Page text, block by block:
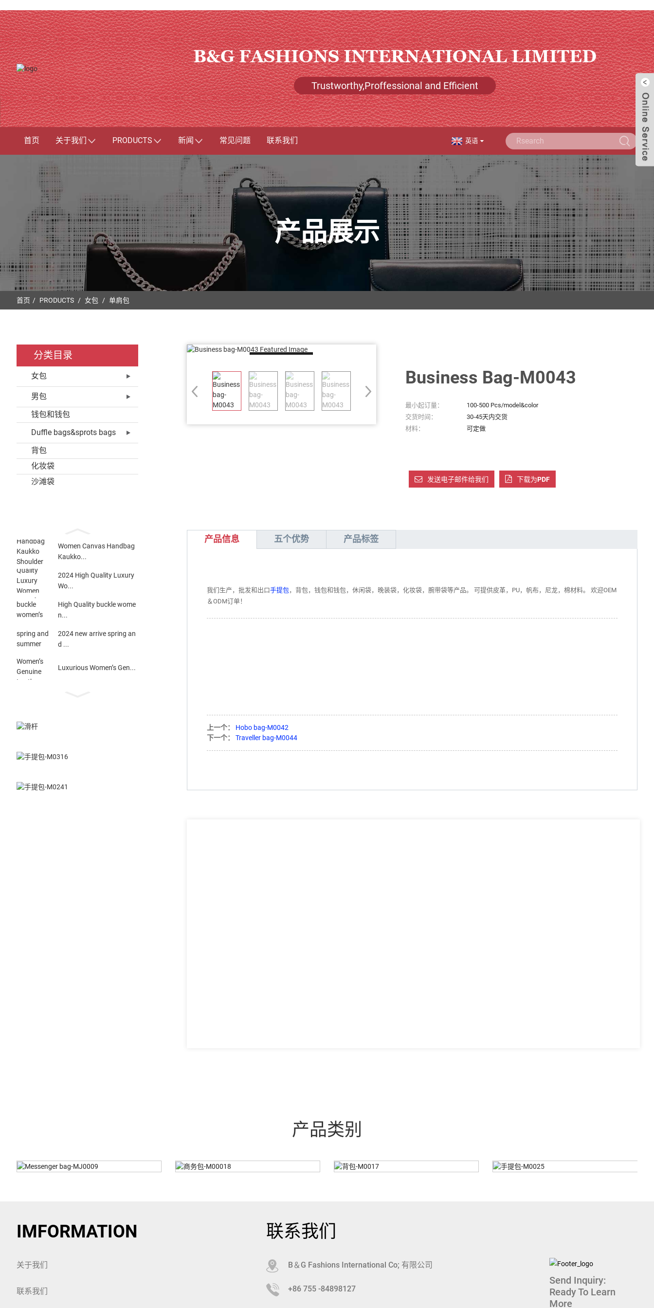
B&G FASHIONS INTERNATIONAL LIMITED
Trustworthy,Proffessional and Efficient
首页 关于我们 PRODUCTS 新闻 常见问题 联系我们 英语
产品展示
首页 PRODUCTS 女包 单肩包
分类目录
女包
男包
钱包和钱包
Duffle bags&sprots bags
背包
化妆袋
沙滩袋
Women Canvas Handbag
Kaukko...
2024 High Quality Luxury
Wo...
High Quality buckle wome
n...
2024 new arrive spring an
d ...
Luxurious Women’s Gen...
Business Bag-M0043
最小起订量：
100-500 Pcs/model&color
交货时间：
30-45天内交货
材料：
可定做
发送电子邮件给我们 下载为PDF
产品信息 五个优势 产品标签
我们生产，批发和出口手提包，背包，钱包和钱包，休闲袋，晚装袋，化妆袋，腕带袋等产品。 可提供皮革，PU，帆布，尼龙，棉材料。 欢迎OEM
＆ODM订单！
上一个：
Hobo bag-M0042
下一个：
Traveller bag-M0044
产品类别
商务包-M00018 背包-M0017 手提包-M0025 商务包-M0016
IMFORMATION
关于我们
联系我们
联系我们
B＆G Fashions International Co; 有限公司
+86 755 -84898127
Send Inquiry:
Ready To Learn
More